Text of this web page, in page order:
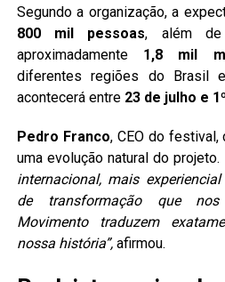
Segundo a organização, a
800 mil pessoas, além
aproximadamente 1,8 mil
diferentes regiões do Brasil
acontecerá entre23 de julho e
Pedro Franco, CEO do
uma evolução natural do projeto.
internacional, mais
de transformação que
Movimento traduzem
nossa história”, afirmou.